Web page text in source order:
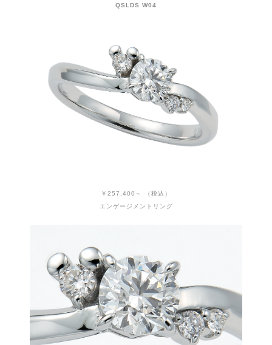
QSLDS W04
￥257,400～ （税込）
エンゲージメントリング